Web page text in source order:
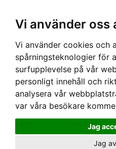
Vi använder oss
Vi använder cookies och
spårningsteknologier för
surfupplevelse på vår
personligt innehåll och
analysera vår
var våra besökare
Jag
Jag
Hem› BARN›LINNE› SIX BUNNIES LINNE -